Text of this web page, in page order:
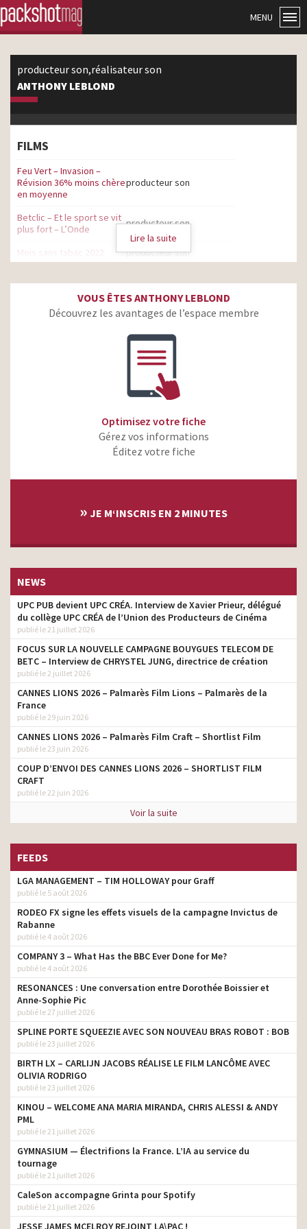
MENU
producteur son,réalisateur son
ANTHONY LEBLOND
FILMS
Feu Vert – Invasion –
Révision 36% moins chère
en moyenne
producteur son
Betclic – Et le sport se vit
plus fort – L’Onde
producteur son
Mois sans tabac 2022
producteur son
avez le droit – E-prêt
réalisateur son
réalisateur son
réalisateur son
La Banque Postale – Vous
avez le droit – Hippie,
réalisateur son
Parce que vous n’êtes pas
comme tout le monde
réalisateur son
Octopus Watches –
producteur son
Citroën C3 Aircross –
Secours Populaire –
Donne, donne, donne
réalisateur son
Habito de Placo – Les
Défis Ouf de Luc et Tom
producteur son
Lire la suite
VOUS ÊTES ANTHONY LEBLOND
Découvrez les avantages de l’espace membre
Optimisez votre fiche
Gérez vos informations
Éditez votre fiche
» JE M‘INSCRIS EN 2 MINUTES
NEWS
UPC PUB devient UPC CRÉA. Interview de Xavier Prieur, délégué
du collège UPC CRÉA de l’Union des Producteurs de Cinéma
publié le 21 juillet 2026
FOCUS SUR LA NOUVELLE CAMPAGNE BOUYGUES TELECOM DE
BETC – Interview de CHRYSTEL JUNG, directrice de création
publié le 2 juillet 2026
CANNES LIONS 2026 – Palmarès Film Lions – Palmarès de la
France
publié le 29 juin 2026
CANNES LIONS 2026 – Palmarès Film Craft – Shortlist Film
publié le 23 juin 2026
COUP D’ENVOI DES CANNES LIONS 2026 – SHORTLIST FILM
CRAFT
publié le 22 juin 2026
Voir la suite
FEEDS
LGA MANAGEMENT – TIM HOLLOWAY pour Graff
publié le 5 août 2026
RODEO FX signe les effets visuels de la campagne Invictus de
Rabanne
publié le 4 août 2026
COMPANY 3 – What Has the BBC Ever Done for Me?
publié le 4 août 2026
RESONANCES : Une conversation entre Dorothée Boissier et
Anne-Sophie Pic
publié le 27 juillet 2026
SPLINE PORTE SQUEEZIE AVEC SON NOUVEAU BRAS ROBOT : BOB
publié le 23 juillet 2026
BIRTH LX – CARLIJN JACOBS RÉALISE LE FILM LANCÔME AVEC
OLIVIA RODRIGO
publié le 23 juillet 2026
KINOU – WELCOME ANA MARIA MIRANDA, CHRIS ALESSI & ANDY
PML
publié le 21 juillet 2026
GYMNASIUM — Électrifions la France. L’IA au service du
tournage
publié le 21 juillet 2026
CaleSon accompagne Grinta pour Spotify
publié le 21 juillet 2026
JESSE JAMES MCELROY REJOINT LA\PAC !